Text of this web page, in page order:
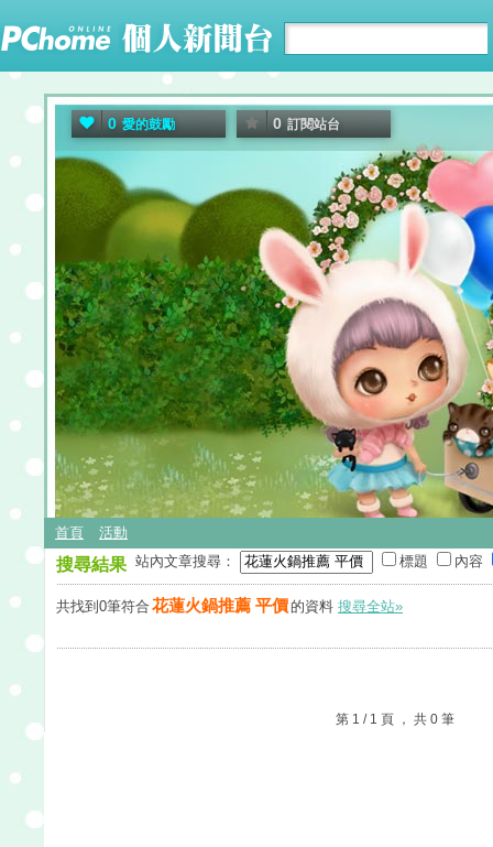
0 愛的鼓勵 0 訂閱站台
首頁 活動
搜尋結果 站內文章搜尋： 標題 內容
共找到0筆符合 花蓮火鍋推薦 平價 的資料 搜尋全站»
第 1 / 1 頁 ， 共 0 筆